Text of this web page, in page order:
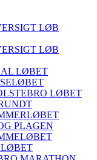
LØB
LØB
LØBET
LØBET
PLAGEN